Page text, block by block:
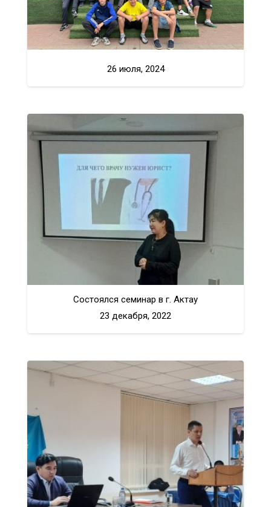
26 июля, 2024
Состоялся семинар в г. Актау
23 декабря, 2022